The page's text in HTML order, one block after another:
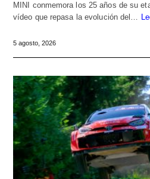
MINI conmemora los 25 años de su
vídeo que repasa la evolución del…
5 agosto, 2026